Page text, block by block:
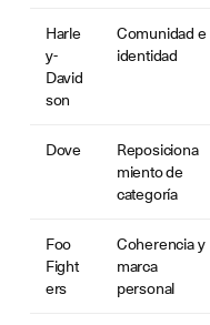
Harle
y-
David
son
Comunidad e
identidad
Dove
Reposiciona
miento de
categoría
Foo
Fight
ers
Coherencia y
marca
personal